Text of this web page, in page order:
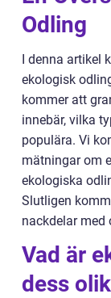
Odling
I denna artikel
ekologisk
kommer att
innebär, vilka
populära. Vi
mätningar om
ekologiska
Slutligen
nackdelar med
Vad är
dess